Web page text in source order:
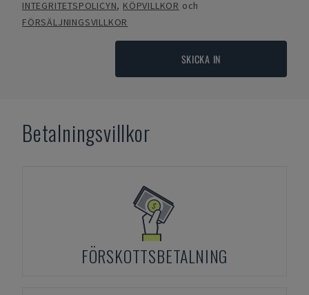
INTEGRITETSPOLICYN, KÖPVILLKOR och
FÖRSÄLJNINGSVILLKOR
SKICKA IN
Betalningsvillkor
FÖRSKOTTSBETALNING